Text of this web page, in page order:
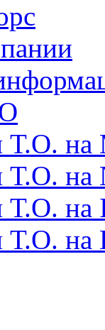
Т.О. на
Т.О. на
Т.О.
Т.О. на